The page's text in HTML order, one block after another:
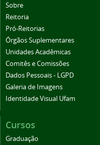
Sobre
Reitoria
Pró-Reitorias
Órgãos Suplementares
Unidades Acadêmicas
Comitês e Comissões
Dados Pessoais - LGPD
Galeria de Imagens
Identidade Visual Ufam
Cursos
Graduação